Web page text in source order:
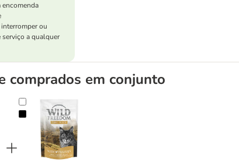
encomenda
ou
serviço a qualquer
comprados em conjunto
Bites 80 g (sem cereais)
Wild Freedom Fillet Snacks para gatos